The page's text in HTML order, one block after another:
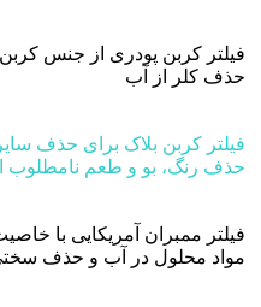
فیلتر کربن پودری از جنس
حذف کلر از آب
فیلتر کربن بلاک برای حذف
حذف رنگ، بو و طعم نامطلوب
فیلتر ممبران آمریکایی با
مواد محلول در آب و حذف